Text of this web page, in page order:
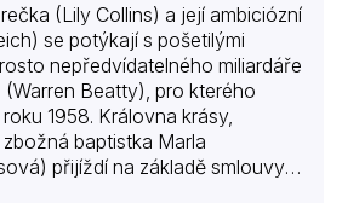
(Lily Collins) a její ambiciózní
se potýkají s pošetilými
nepředvídatelného miliardáře
Beatty), pro kterého
1958. Královna krásy,
baptistka Marla
přijíždí na základě smlouvy s